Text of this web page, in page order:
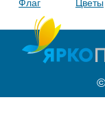
Флаг
Цветы